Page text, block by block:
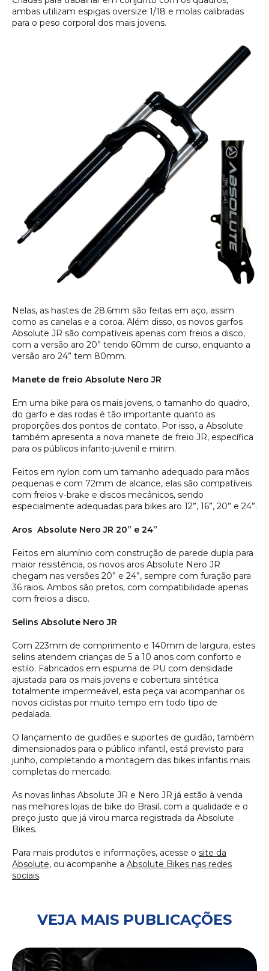
ambas utilizam espigas oversize 1/18 e molas calibradas
para o peso corporal dos mais jovens.
Nelas, as hastes de 28.6mm são feitas em aço, assim
como as canelas e a coroa. Além disso, os novos garfos
Absolute JR são compatíveis apenas com freios a disco,
com a versão aro 20” tendo 60mm de curso, enquanto a
versão aro 24” tem 80mm.
Manete de freio Absolute Nero JR
Em uma bike para os mais jovens, o tamanho do quadro,
do garfo e das rodas é tão importante quanto as
proporções dos pontos de contato. Por isso, a Absolute
também apresenta a nova manete de freio JR, específica
para os públicos infanto-juvenil e mirim.
Feitos em nylon com um tamanho adequado para mãos
pequenas e com 72mm de alcance, elas são compatíveis
com freios v-brake e discos mecânicos, sendo
especialmente adequadas para bikes aro 12”, 16”, 20” e 24”.
Aros Absolute Nero JR 20” e 24”
Feitos em alumínio com construção de parede dupla para
maior resistência, os novos aros Absolute Nero JR
chegam nas versões 20” e 24”, sempre com furação para
36 raios. Ambos são pretos, com compatibilidade apenas
com freios a disco.
Selins Absolute Nero JR
Com 223mm de comprimento e 140mm de largura, estes
selins atendem crianças de 5 a 10 anos com conforto e
estilo. Fabricados em espuma de PU com densidade
ajustada para os mais jovens e cobertura sintética
totalmente impermeável, esta peça vai acompanhar os
novos ciclistas por muito tempo em todo tipo de
pedalada.
O lançamento de guidões e suportes de guidão, também
dimensionados para o público infantil, está previsto para
junho, completando a montagem das bikes infantis mais
completas do mercado.
As novas linhas Absolute JR e Nero JR já estão à venda
nas melhores lojas de bike do Brasil, com a qualidade e o
preço justo que já virou marca registrada da Absolute
Bikes.
Para mais produtos e informações, acesse o site da
Absolute, ou acompanhe a Absolute Bikes nas redes
sociais.
VEJA MAIS PUBLICAÇÕES